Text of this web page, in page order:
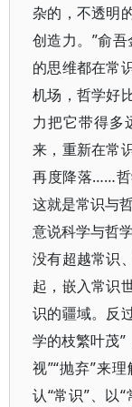
杂的，不透明
创造力。”俞
的思维都在常
机场，哲学好
力把它带得多
来，重新在常
再度降落……哲
这就是常识与
意说科学与哲
没有超越常识
起，嵌入常识
识的疆域。反
学的枝繁叶茂”
视”“抛弃”来
认“常识”、以